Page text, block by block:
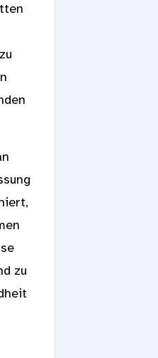
zu